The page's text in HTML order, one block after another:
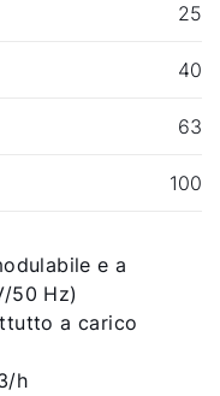
25
40
63
100
e a
50 Hz)
a carico
h